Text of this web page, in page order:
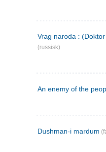
Vrag naroda :
(russisk)
An enemy of the
Dushman-i mardum